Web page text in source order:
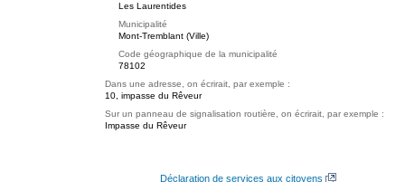
Les Laurentides
Municipalité
Mont-Tremblant (Ville)
Code géographique de la municipalité
78102
Dans une adresse, on écrirait, par exemple :
10, impasse du Rêveur
Sur un panneau de signalisation routière, on écrirait, par exemple :
Impasse du Rêveur
Déclaration de services aux citoyens